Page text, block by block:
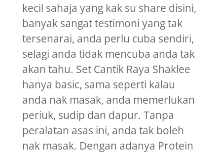
kecil sahaja yang kak su share disini,
banyak sangat testimoni yang tak
tersenarai, anda perlu cuba sendiri,
selagi anda tidak mencuba anda tak
akan tahu. Set Cantik Raya Shaklee
hanya basic, sama seperti kalau
anda nak masak, anda memerlukan
periuk, sudip dan dapur. Tanpa
peralatan asas ini, anda tak boleh
nak masak. Dengan adanya Protein